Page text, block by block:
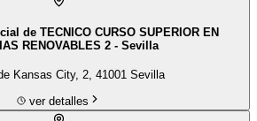
de TECNICO CURSO SUPERIOR EN
RENOVABLES 2 - Sevilla
Kansas City, 2, 41001 Sevilla
ver detalles